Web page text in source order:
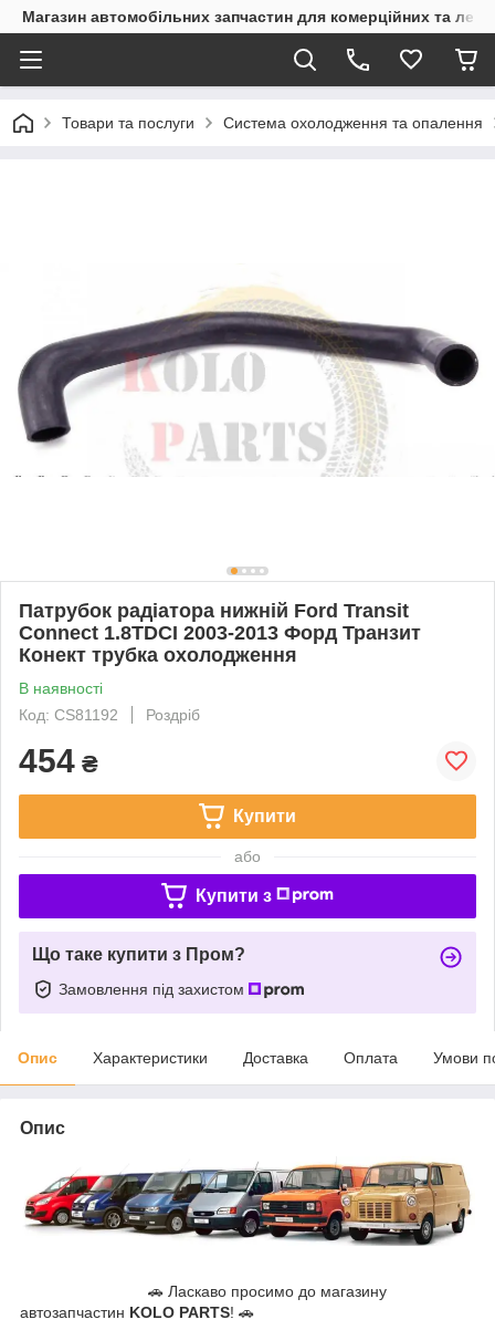
Магазин автомобільних запчастин для комерційних та
Товари та послуги Система охолодження та опалення
Патрубок радіатора нижній Ford Transit
Connect 1.8TDCI 2003-2013 Форд Транзит
Конект трубка охолодження
В наявності
Код: CS81192
Роздріб
454 ₴
Купити
або
Купити з
Що таке купити з Пром?
Замовлення під захистом
Опис Характеристики Доставка Оплата Умови
Опис
🚗 Ласкаво просимо до магазину
автозапчастин KOLO PARTS! 🚗